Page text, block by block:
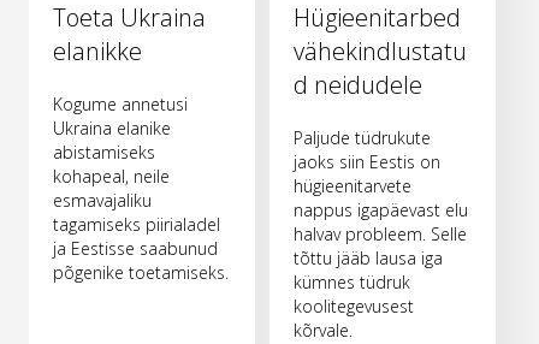
Toeta Ukraina
elanikke
Kogume annetusi
Ukraina elanike
abistamiseks
kohapeal, neile
esmavajaliku
tagamiseks piirialadel
ja Eestisse saabunud
põgenike toetamiseks.
Hügieenitarbed
vähekindlustatu
d neidudele
Paljude tüdrukute
jaoks siin Eestis on
hügieenitarvete
nappus igapäevast elu
halvav probleem. Selle
tõttu jääb lausa iga
kümnes tüdruk
koolitegevusest
kõrvale.